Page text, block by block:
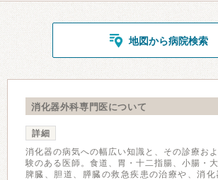
地図から病院検索
消化器外科専門医について
詳細
消化器の病気への幅広い知識と、その診療お
験のある医師。食道、胃・十二指腸、小腸・大
脾臓、胆道、膵臓の救急疾患の治療や、消